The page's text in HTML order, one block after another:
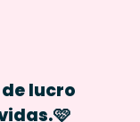
lucro